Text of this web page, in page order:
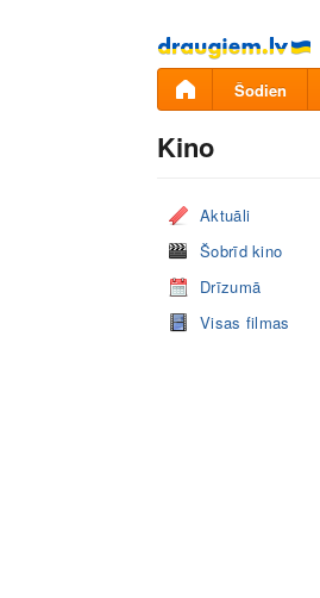
Pāriet
uz
saturu
Šodien
Kino
Aktuāli
Šobrīd kino
Drīzumā
Visas filmas